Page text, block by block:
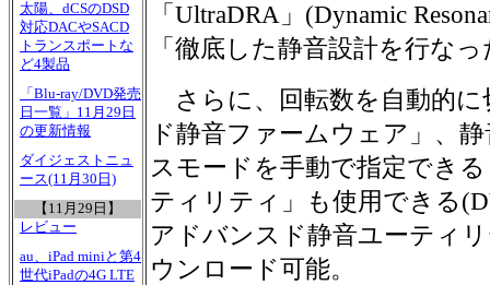
太陽、dCSのDSD
対応DACやSACD
トランスポートな
ど4製品
「Blu-ray/DVD発売
日一覧」11月29日
の更新情報
ダイジェストニュ
ース(11月30日)
【11月29日】
レビュー
au、iPad miniと第4
世代iPadの4G LTE
「UltraDRA」(Dynamic
「徹底した静音設計を行な
さらに、回転数を自動的
ド静音ファームウェア」、
スモードを手動で指定でき
ティリティ」も使用できる
アドバンスド静音ユーティ
ウンロード可能。